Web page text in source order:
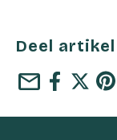
Deel artikel
mail